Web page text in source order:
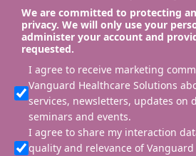
We are committed to protecting
privacy. We will only use your
administer your account and
requested.
I agree to receive marketing
Vanguard Healthcare Solutions
services, newsletters, updates on
seminars and events.
I agree to share my interaction
quality and relevance of